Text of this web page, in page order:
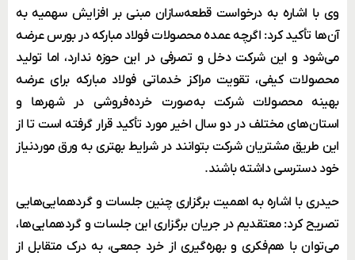
وی با اشاره به درخواست قطعه‌سازان مبنی بر افزایش سهمیه به
آن‌ها تأکید کرد: اگرچه عمده محصولات فولاد مبارکه در بورس عرضه
می‌شود و این شرکت دخل و تصرفی در این حوزه ندارد، اما تولید
محصولات کیفی، تقویت مراکز خدماتی فولاد مبارکه برای عرضه
بهینه محصولات شرکت به‌صورت خرده‌فروشی در شهرها و
استان‌های مختلف در دو سال اخیر مورد تأکید قرار گرفته است تا از
این طریق مشتریان شرکت بتوانند در شرایط بهتری به ورق موردنیاز
خود دسترسی داشته باشند.
حیدری با اشاره به اهمیت برگزاری چنین جلسات و گردهمایی‌هایی
تصریح کرد: معتقدیم در جریان برگزاری این جلسات و گردهمایی‌ها،
می‌توان با هم‌فکری و بهره‌گیری از خرد جمعی، به درک متقابل از